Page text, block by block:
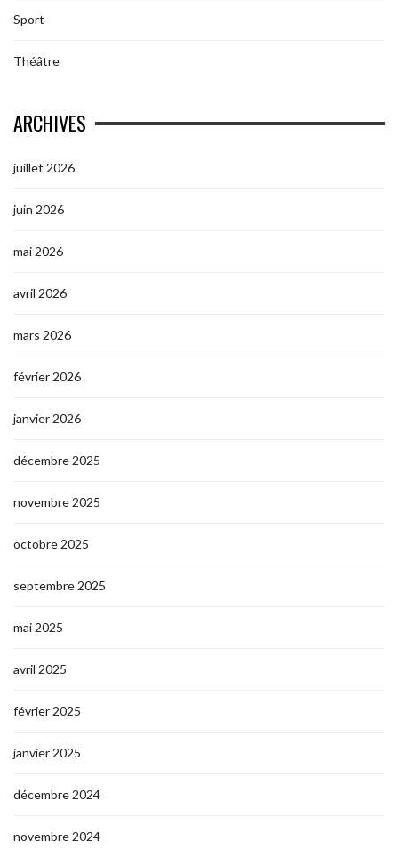
Sport
Théâtre
ARCHIVES
juillet 2026
juin 2026
mai 2026
avril 2026
mars 2026
février 2026
janvier 2026
décembre 2025
novembre 2025
octobre 2025
septembre 2025
mai 2025
avril 2025
février 2025
janvier 2025
décembre 2024
novembre 2024